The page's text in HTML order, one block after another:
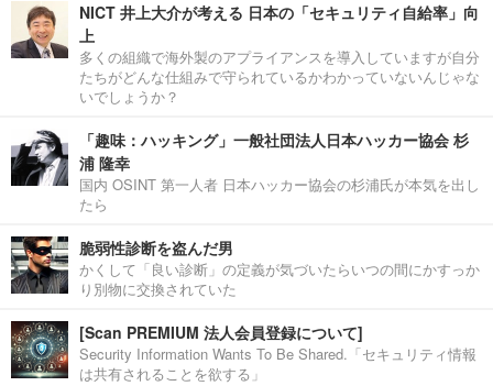
NICT 井上大介が考える 日本の「セキュリティ自給率」向
上
多くの組織で海外製のアプライアンスを導入していますが自分
たちがどんな仕組みで守られているかわかっていないんじゃな
いでしょうか？
「趣味：ハッキング」一般社団法人日本ハッカー協会 杉
浦 隆幸
国内 OSINT 第一人者 日本ハッカー協会の杉浦氏が本気を出し
たら
脆弱性診断を盗んだ男
かくして「良い診断」の定義が気づいたらいつの間にかすっか
り別物に交換されていた
[Scan PREMIUM 法人会員登録について]
Security Information Wants To Be Shared.「セキュリティ情報
は共有されることを欲する」